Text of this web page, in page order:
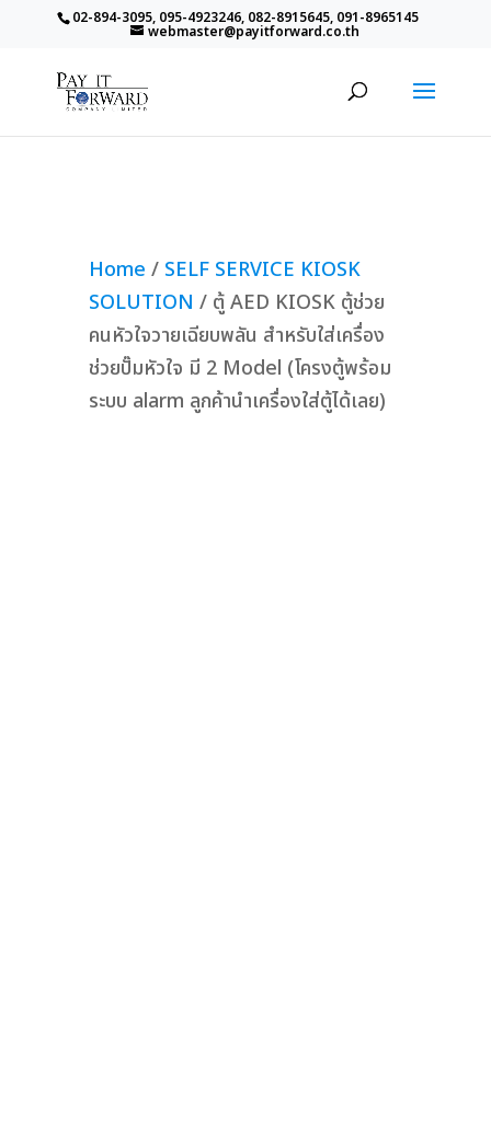
02-894-3095, 095-4923246, 082-8915645, 091-8965145
webmaster@payitforward.co.th
Home / SELF SERVICE KIOSK
SOLUTION / ตู้ AED KIOSK ตู้ช่วย
คนหัวใจวายเฉียบพลัน สำหรับใส่เครื่อง
ช่วยปั๊มหัวใจ มี 2 Model (โครงตู้พร้อม
ระบบ alarm ลูกค้านำเครื่องใส่ตู้ได้เลย)